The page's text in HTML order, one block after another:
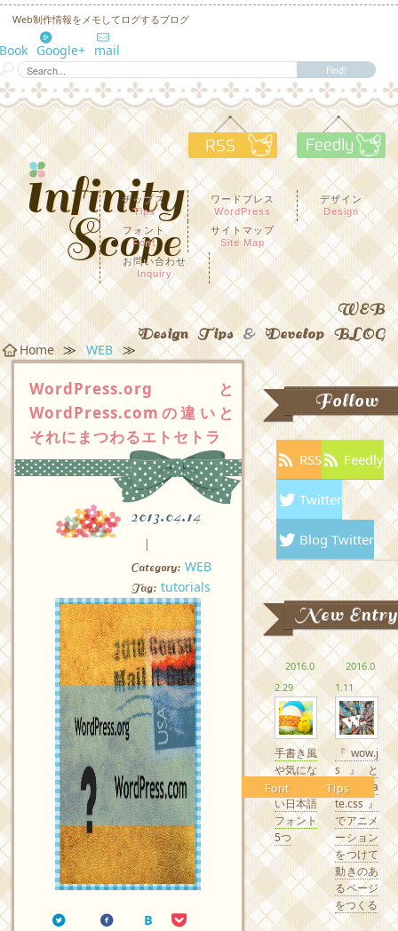
Web制作情報をメモしてログするブログ
Google+ mail
RSS
チップス
Tips
ワードプレス
WordPress
デザイン
Design
フォント
Font
サイトマップ
Site Map
お問い合わせ
Inquiry
WEB
Design Tips & Develop BLOG
Home ≫ WEB ≫
WordPress.orgと
WordPress.comの違いと
それにまつわるエトセトラ
2013.04.14
Category: WEB
Tag: tutorials
Follow
RSS Feedly
Twitter
Blog Twitter
New Entry
2016.0
2.29
Font
手書き風
や気にな
るかわい
い日本語
フォント
5つ
2016.0
1.11
Tips
『wow.j
s』と
『Anima
te.css』
でアニメ
ーション
をつけて
動きのあ
るページ
をつくる